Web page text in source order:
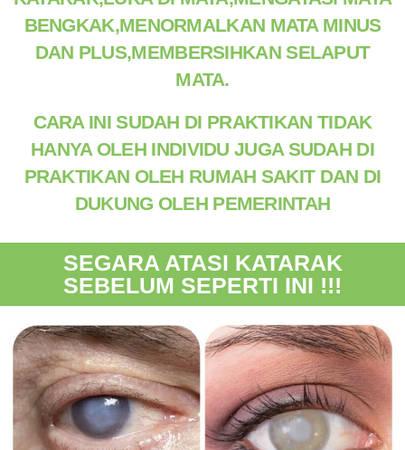
BENGKAK,MENORMALKAN MATA MINUS
DAN PLUS,MEMBERSIHKAN SELAPUT
MATA.
CARA INI SUDAH DI PRAKTIKAN TIDAK
HANYA OLEH INDIVIDU JUGA SUDAH DI
PRAKTIKAN OLEH RUMAH SAKIT DAN DI
DUKUNG OLEH PEMERINTAH
SEGARA ATASI KATARAK
SEBELUM SEPERTI INI !!!